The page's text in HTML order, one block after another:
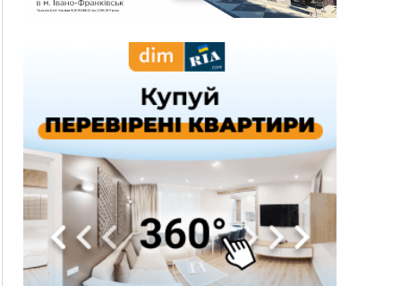
Де безпечно купатися на Прикарпатті?
У Франківську дружина загиблого воїна
підтримувати військових та їхні сім'ї
15:57
У Коломиї на одній з вулиць встановлять
комплекс автоматичної фіксації швидкості
15:29
Війна забрала життя трьох воїнів з
Прикарпаття
15:00
На Закарпатті викрили масштабну схему
незаконного виключення
військовозобов’язаних з обліку
14:31
«Багато питань буде знято». На громадських
слуханнях в Яремче обговорили, як вирішити